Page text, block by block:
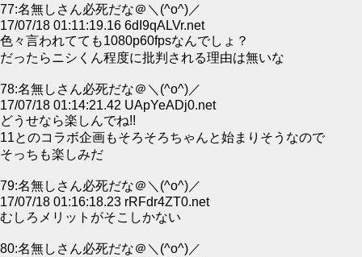
77:名無しさん必死だな＠＼(^o^)／
17/07/18 01:11:19.16 6dI9qALVr.net
色々言われてても1080p60fpsなんでしょ？
だったらニシくん程度に批判される理由は無いな
78:名無しさん必死だな＠＼(^o^)／
17/07/18 01:14:21.42 UApYeADj0.net
どうせなら楽しんでね!!
11とのコラボ企画もそろそろちゃんと始まりそうなので
そっちも楽しみだ
79:名無しさん必死だな＠＼(^o^)／
17/07/18 01:16:18.23 rRFdr4ZT0.net
むしろメリットがそこしかない
80:名無しさん必死だな＠＼(^o^)／